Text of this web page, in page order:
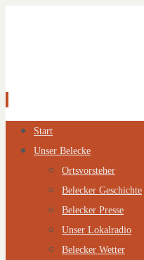
Zum
Inhalt
springen
Start
Unser Belecke
Ortsvorsteher
Belecker Geschichte
Belecker Presse
Unser Lokalradio
Belecker Wetter